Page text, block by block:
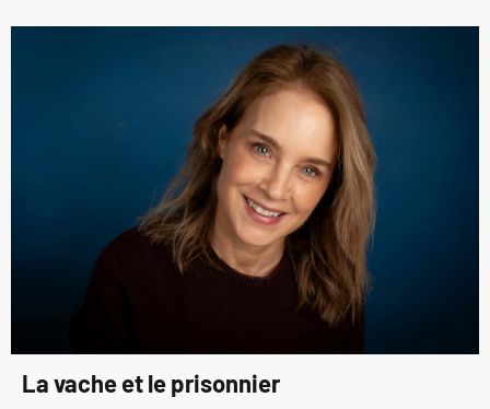
La vache et le prisonnier